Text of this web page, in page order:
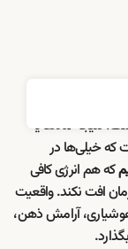
نتیجه ماه‌ها یا
خیلی‌ها در
که هم انرژی کافی
افت نکند. واقعیت
آرامش ذهن،